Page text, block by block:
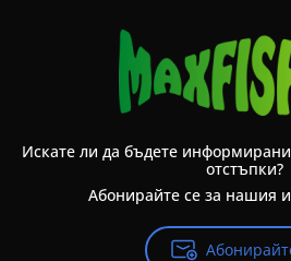
Искате ли да бъдете
отстъпки?
Абонирайте се за нашия